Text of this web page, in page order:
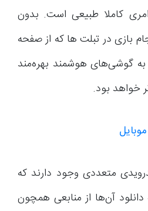
کاملا طبیعی است. بدون
بازی در تبلت ها که از صفحه
گوشی‌های هوشمند بهره‌مند
خواهد بود.
متعددی وجود دارند که
آن‌ها از منابعی همچون